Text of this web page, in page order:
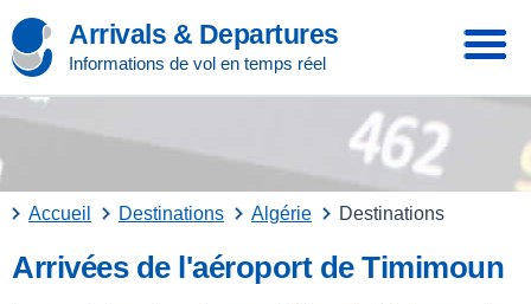
Arrivals & Departures
Informations de vol en temps réel
Accueil Destinations Algérie Destinations
Arrivées de l'aéroport de Timimoun